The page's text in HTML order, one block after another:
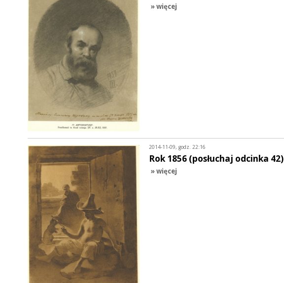
» więcej
2014-11-09, godz. 22:16
Rok 1856 (posłuchaj odcinka 42)
» więcej